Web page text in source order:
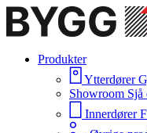
Produkter
Ytterdører
Showroom Sjå
Innerdører